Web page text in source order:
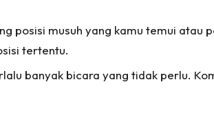
posisi musuh yang kamu temui atau
tertentu.
banyak bicara yang tidak perlu.